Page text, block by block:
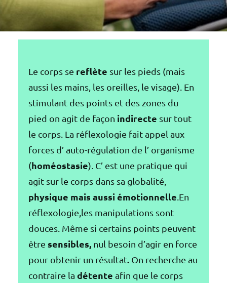
Le corps se reflète sur les pieds (mais
aussi les mains, les oreilles, le visage). En
stimulant des points et des zones du
pied on agit de façon indirecte sur tout
le corps. La réflexologie fait appel aux
forces d’ auto-régulation de l’ organisme
(homéostasie). C’ est une pratique qui
agit sur le corps dans sa globalité,
physique mais aussi émotionnelle .En
réflexologie,les manipulations sont
douces. Même si certains points peuvent
être sensibles, nul besoin d’agir en force
pour obtenir un résultat.On recherche au
contraire la détente afin que le corps